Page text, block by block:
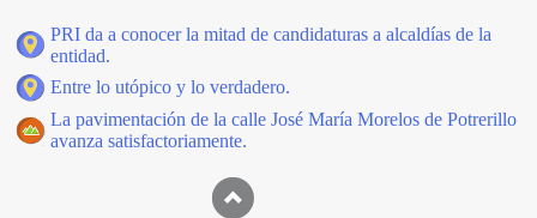
PRI da a conocer la mitad de candidaturas a alcaldías de la
entidad.
Entre lo utópico y lo verdadero.
La pavimentación de la calle José María Morelos de Potrerillo
avanza satisfactoriamente.